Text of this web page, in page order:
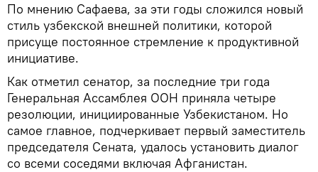
По мнению Сафаева, за эти годы сложился новый
стиль узбекской внешней политики, которой
присуще постоянное стремление к продуктивной
инициативе.
Как отметил сенатор, за последние три года
Генеральная Ассамблея ООН приняла четыре
резолюции, инициированные Узбекистаном. Но
самое главное, подчеркивает первый заместитель
председателя Сената, удалось установить диалог
со всеми соседями включая Афганистан.